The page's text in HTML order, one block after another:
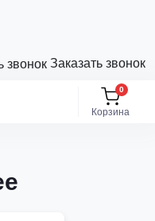
Заказать звонок
Корзина
0